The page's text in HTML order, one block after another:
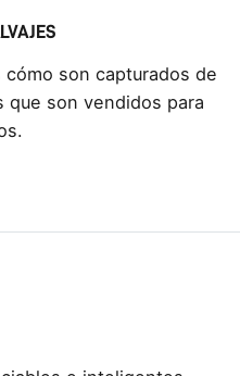
son capturados de
que son vendidos para